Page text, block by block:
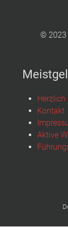
© 2023
Kontakt
Aktive